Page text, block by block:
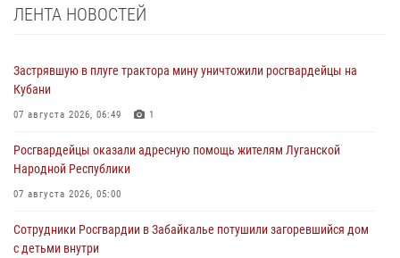
ЛЕНТА НОВОСТЕЙ
Застрявшую в плуге трактора мину уничтожили росгвардейцы на
Кубани
07 августа 2026, 06:49 1
Росгвардейцы оказали адресную помощь жителям Луганской
Народной Республики
07 августа 2026, 05:00
Сотрудники Росгвардии в Забайкалье потушили загоревшийся дом
с детьми внутри